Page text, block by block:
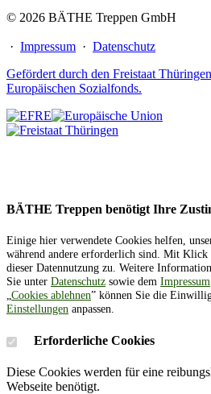
© 2026 BÄTHE Treppen GmbH
· Impressum · Datenschutz
Gefördert durch den Freistaat
Europäischen Sozialfonds.
BÄTHE Treppen benötigt Ihre
Einige hier verwendete Cookies helfen,
während andere erforderlich sind. Mit Klick
dieser Datennutzung zu. Weitere
Sie unter Datenschutz sowie dem Impressum
„Cookies ablehnen” können Sie die
Einstellungen anpassen.
Erforderliche Cookies
Diese Cookies werden für eine
Webseite benötigt.